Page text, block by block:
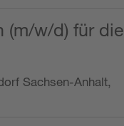
(m/w/d) für die
Sachsen-Anhalt,